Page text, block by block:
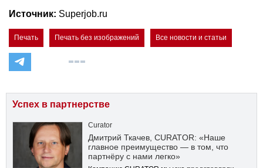
Источник: Superjob.ru
Печать Печать без изображений Все новости и статьи
Успех в партнерстве
Curator
Дмитрий Ткачев, CURATOR: «Наше
главное преимущество — в том, что
партнёру с нами легко»